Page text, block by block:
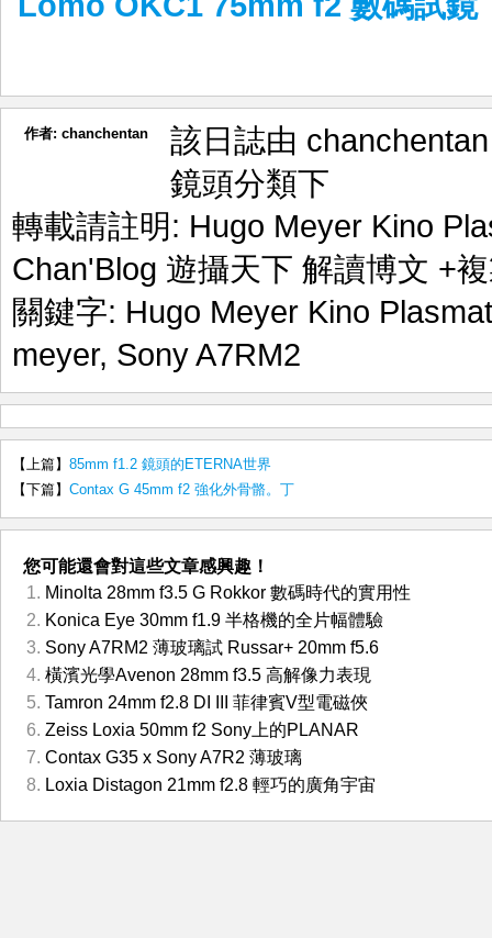
作者: chanchentan
該日誌由
鏡頭分類下
轉載請註明: Hugo Meyer Kino
Chan'Blog 遊攝天下 解讀博文 +
關鍵字: Hugo Meyer Kino
meyer, Sony A7RM2
【上篇】 85mm f1.2 鏡頭的ETERNA世界
【下篇】 Contax G 45mm f2 強化外骨骼。丁
您可能還會對這些文章感興趣！
Minolta 28mm f3.5 G Rokkor 數碼時代的實用性
Konica Eye 30mm f1.9 半格機的全片幅體驗
Sony A7RM2 薄玻璃試 Russar+ 20mm f5.6
橫濱光學Avenon 28mm f3.5 高解像力表現
Tamron 24mm f2.8 DI III 菲律賓V型電磁俠
Zeiss Loxia 50mm f2 Sony上的PLANAR
Contax G35 x Sony A7R2 薄玻璃
Loxia Distagon 21mm f2.8 輕巧的廣角宇宙